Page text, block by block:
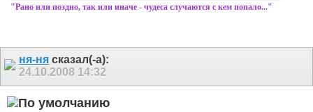
"Рано или поздно, так или иначе - чудеса случаются с кем попало..."
ня-ня сказал(-а):
24.10.2008 14:32